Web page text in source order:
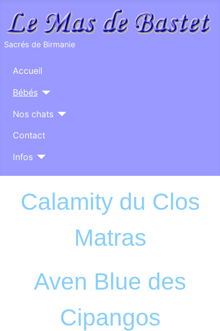
Sacrés de Birmanie
Accueil
Bébés
Nos chats
Contact
Infos
Calamity du Clos
Matras
Aven Blue des
Cipangos